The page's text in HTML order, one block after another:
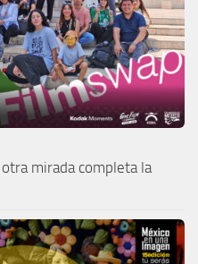
mirada completa la